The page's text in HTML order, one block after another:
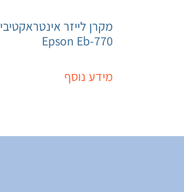
מקרן לייזר אינטראקטיבי
Epson Eb-770
מידע נוסף